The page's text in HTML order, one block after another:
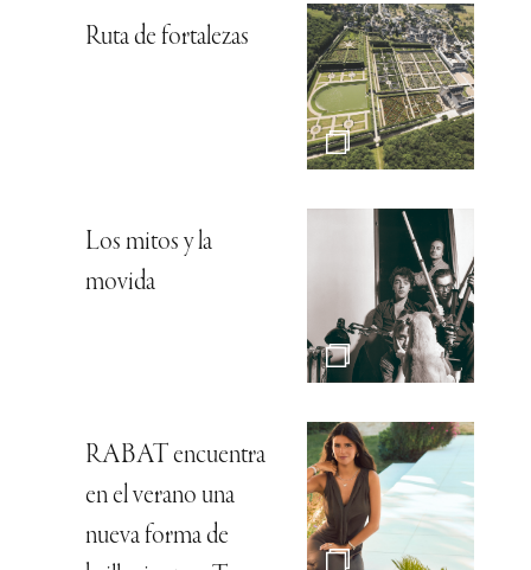
Ruta de fortalezas
Los mitos y la
movida
RABAT encuentra
en el verano una
nueva forma de